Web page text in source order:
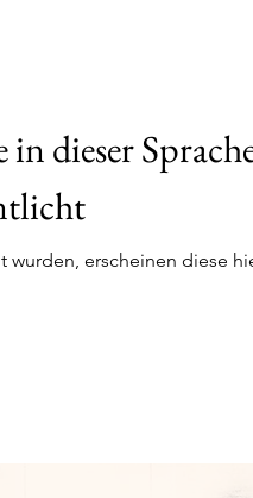
dieser
erscheinen diese